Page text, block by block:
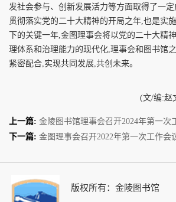
发社会参与、创新发展活力等方面取得了一定
贯彻落实党的二十大精神的开局之年,也是实
下的关键一年,金图理事会将以党的二十大精
理体系和治理能力的现代化,理事会和图书馆
紧密配合,实现共同发展,共创未来。
(文/编:赵
上一篇: 金陵图书馆理事会召开2024年第一次
下一篇: 金图理事会召开2022年第一次工作会
版权所有：金陵图书馆